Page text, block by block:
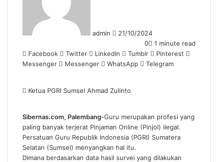
admin
21/10/2024
0
1 minute read
Facebook
Twitter LinkedIn Tumblr
Pinterest
Messenger
Messenger WhatsApp Telegram
Ketua PGRI Sumsel Ahmad Zulinto
Sibernas.com, Palembang-Guru merupakan profesi yang
paling banyak terjerat Pinjaman Online (Pinjol) ilegal.
Persatuan Guru Republik Indonesia (PGRI) Sumatera
Selatan (Sumsel) menyangkan hal itu.
Dimana berdasarkan data hasil survei yang dilakukan